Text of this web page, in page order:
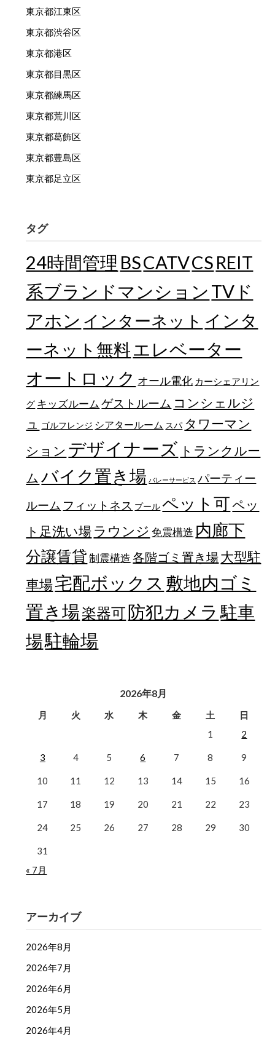
東京都江東区
東京都渋谷区
東京都港区
東京都目黒区
東京都練馬区
東京都荒川区
東京都葛飾区
東京都豊島区
東京都足立区
タグ
24時間管理 BSCATVCS REIT
系ブランドマンション TVド
アホン インターネット インタ
ーネット無料エレベーター
オートロック オール電化 カーシェアリン
グ キッズルーム ゲストルーム コンシェルジ
ュ
ゴルフレンジ シアタールーム スパ タワーマン
ション デザイナーズ トランクルー
ム バイク置き場 バレーサービス パーティー
ルーム フィットネス プール ペット可ペッ
ト足洗い場 ラウンジ 免震構造 内廊下
分譲賃貸 制震構造 各階ゴミ置き場大型駐
車場宅配ボックス 敷地内ゴミ
置き場楽器可防犯カメラ 駐車
場駐輪場
2026年8月
月 火 水 木 金 土
日
1
2
3 4 5 6 7 8 9
10 11 12 13 14 15 16
17 18 19 20 21 22 23
24 25 26 27 28 29 30
31
« 7月
アーカイブ
2026年8月
2026年7月
2026年6月
2026年5月
2026年4月